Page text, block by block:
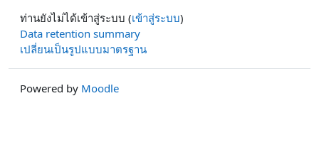
ท่านยังไม่ได้เข้าสู่ระบบ (เข้าสู่ระบบ)
Data retention summary
เปลี่ยนเป็นรูปแบบมาตรฐาน
Powered by Moodle